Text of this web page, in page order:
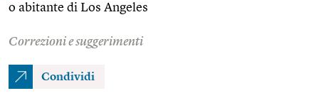
o abitante di Los Angeles
Correzioni e suggerimenti
Condividi